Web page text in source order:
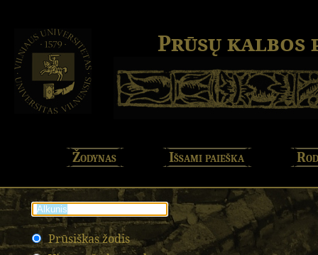
Prūsų kalbos
Žodynas Išsami paieška
Prūsiškas žodis